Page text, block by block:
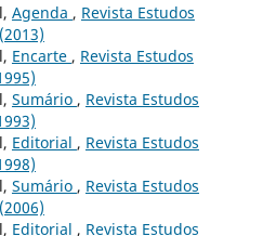
Agenda , Revista Estudos
Encarte , Revista Estudos
Sumário , Revista Estudos
Editorial , Revista Estudos
Sumário , Revista Estudos
Editorial , Revista Estudos